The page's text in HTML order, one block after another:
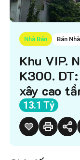
Nhà Bán Bán
Khu VIP.
K300.
xây cao
13.1 Tỷ